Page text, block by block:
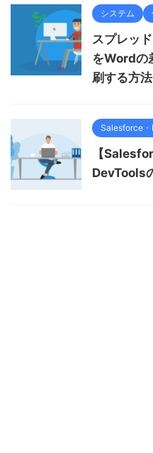
システム
スプレッ
をWordの
刷する方法
Salesforce
【
DevTools